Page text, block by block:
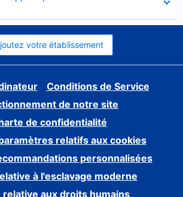
votre établissement
Conditions de Service
de notre site
de confidentialité
relatifs aux cookies
personnalisées
à l'esclavage moderne
relative aux droits humains